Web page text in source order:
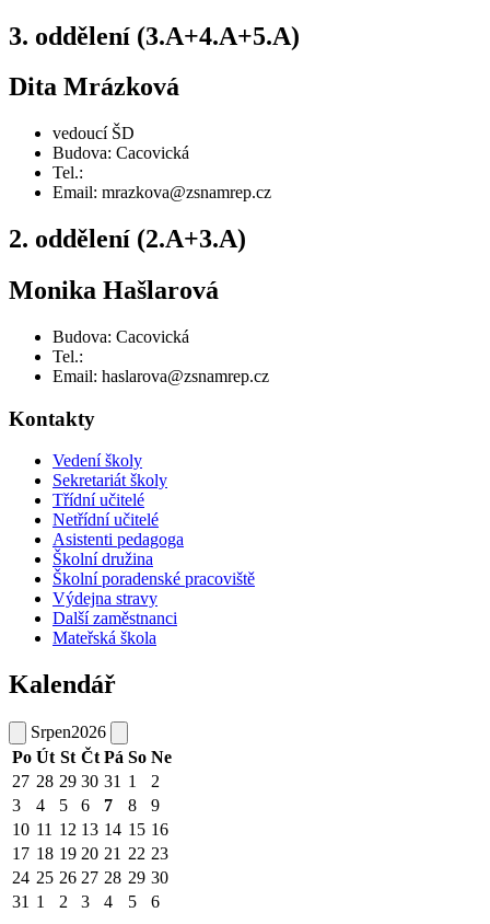
3. oddělení (3.A+4.A+5.A)
Dita Mrázková
vedoucí ŠD
Budova: Cacovická
Tel.:
Email: mrazkova@zsnamrep.cz
2. oddělení (2.A+3.A)
Monika Hašlarová
Budova: Cacovická
Tel.:
Email: haslarova@zsnamrep.cz
Kontakty
Vedení školy
Sekretariát školy
Třídní učitelé
Netřídní učitelé
Asistenti pedagoga
Školní družina
Školní poradenské pracoviště
Výdejna stravy
Další zaměstnanci
Mateřská škola
Kalendář
Srpen2026
Po Út St Čt Pá So Ne
27 28 29 30 31 1
2
3
4 5 6 7 8
9
10 11 12 13 14 15 16
17 18 19 20 21 22 23
24 25 26 27 28 29 30
31 1 2 3 4 5 6